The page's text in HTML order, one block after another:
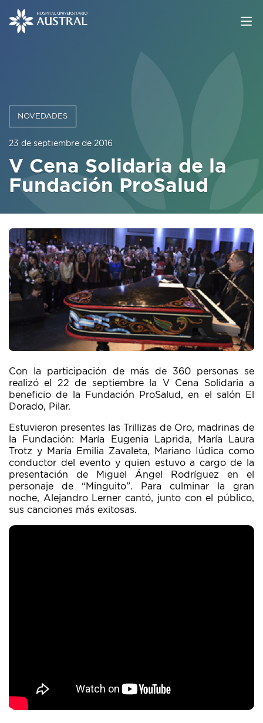
NOVEDADES
23 de septiembre de 2016
V Cena Solidaria de la
Fundación ProSalud
Con la participación de más de 360 personas se
realizó el 22 de septiembre la V Cena Solidaria a
beneficio de la Fundación ProSalud, en el salón El
Dorado, Pilar.
Estuvieron presentes las Trillizas de Oro, madrinas de
la Fundación: María Eugenia Laprida, María Laura
Trotz y María Emilia Zavaleta, Mariano Iúdica como
conductor del evento y quien estuvo a cargo de la
presentación de Miguel Ángel Rodríguez en el
personaje de “Minguito”. Para culminar la gran
noche, Alejandro Lerner cantó, junto con el público,
sus canciones más exitosas.